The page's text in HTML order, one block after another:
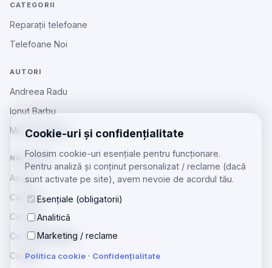
Cookie-uri și confidențialitate
Folosim cookie-uri esențiale pentru funcționare.
Pentru analiză și conținut personalizat / reclame (dacă
sunt activate pe site), avem nevoie de acordul tău.
Esențiale (obligatorii)
Analitică
Marketing / reclame
Politica cookie · Confidențialitate
CATEGORII
Reparații telefoane
Telefoane Noi
AUTORI
Andreea Radu
Ionut Barbu
Mircea Aiftincăi
NAVIGARE
Acasă
Căutare
Contact
Confidențialitate
Cookie